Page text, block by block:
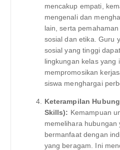
mencakup empati,
mengenali dan
lain, serta
sosial dan etika. Guru
sosial yang tinggi
lingkungan kelas yang
mempromosikan
siswa menghargai
Keterampilan
Skills): Kemampuan
memelihara hubungan
bermanfaat dengan
yang beragam. Ini